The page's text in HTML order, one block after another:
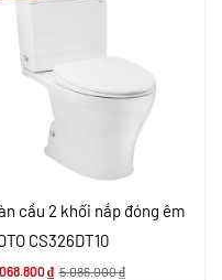
cầu 2 khối nắp đóng êm
CS326DT10
₫ 5.086.000₫